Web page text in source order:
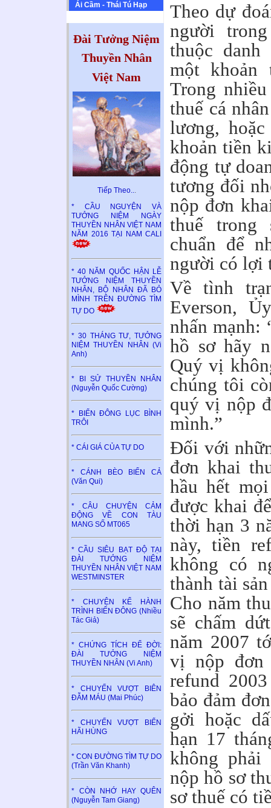
Ái Cầm - Thái Tú Hạp
Đài Tưởng Niệm
Thuyền Nhân
Việt Nam
Tiếp Theo...
* CẦU NGUYỆN VÀ
TƯỞNG NIỆM NGÀY
THUYỀN NHÂN VIỆT NAM
NĂM 2016 TẠI NAM CALI
* 40 NĂM QUỐC HẬN LỄ
TƯỞNG NIỆM THUYỀN
NHÂN, BỘ NHÂN ĐÃ BỎ
MÌNH TRÊN ĐƯỜNG TÌM
TỰ DO
* 30 THÁNG TƯ, TƯỞNG
NIỆM THUYỀN NHÂN (Vi
Anh)
* BI SỬ THUYỀN NHÂN
(Nguyễn Quốc Cường)
* BIỂN ĐÔNG LỤC BÌNH
TRÔI
* CÁI GIÁ CỦA TỰ DO
* CÁNH BÈO BIỂN CẢ
(Văn Qui)
* CÂU CHUYỆN CẢM
ĐỘNG VỀ CON TÀU
MANG SỐ MT065
* CẦU SIÊU BẠT ĐỘ TẠI
ĐÀI TƯỞNG NIỆM
THUYỀN NHÂN VIỆT NAM
WESTMINSTER
* CHUYỆN KỂ HÀNH
TRÌNH BIỂN ĐÔNG (Nhiều
Tác Giả)
* CHỨNG TÍCH ĐỂ ĐỜI:
ĐÀI TƯỞNG NIỆM
THUYỀN NHÂN (Vi Anh)
* CHUYẾN VƯỢT BIÊN
ĐẪM MÁU (Mai Phúc)
* CHUYẾN VƯỢT BIỂN
HÃI HÙNG
* CON ĐƯỜNG TÌM TỰ DO
(Trần Văn Khanh)
* CÒN NHỚ HAY QUÊN
(Nguyễn Tam Giang)
Theo dự
người
thuộc
một khoản
Trong
thuế cá
lương,
khoản tiền
động tự
tương đối
nộp đơn
thuế trong
chuẩn để
người có lợi
Về tình
Everson,
nhấn mạnh:
hồ sơ hãy
Quý vị
chúng tôi
quý vị nộp
mình.”
Đối với
đơn khai
hầu hết
được khai
thời hạn 3
này, tiền
không có
thành tài
Cho năm
sẽ chấm
năm 2007
vị nộp đơn
refund
bảo đảm
gởi hoặc
hạn 17
không
nộp hồ sơ
sơ thuế có